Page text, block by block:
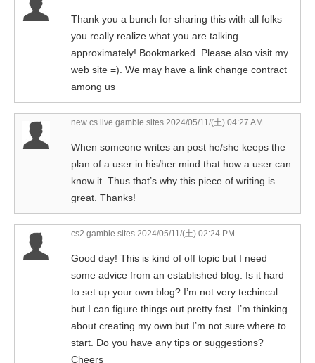
Thank you a bunch for sharing this with all folks
you really realize what you are talking
approximately! Bookmarked. Please also visit my
web site =). We may have a link change contract
among us
new cs live gamble sites 2024/05/11/(土) 04:27 AM
When someone writes an post he/she keeps the
plan of a user in his/her mind that how a user can
know it. Thus that’s why this piece of writing is
great. Thanks!
cs2 gamble sites 2024/05/11/(土) 02:24 PM
Good day! This is kind of off topic but I need
some advice from an established blog. Is it hard
to set up your own blog? I’m not very techincal
but I can figure things out pretty fast. I’m thinking
about creating my own but I’m not sure where to
start. Do you have any tips or suggestions?
Cheers